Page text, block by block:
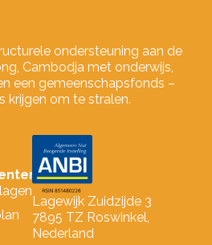
ondersteuning aan de
Cambodja met onderwijs,
een gemeenschapsfonds –
krijgen om te stralen.
Lagewijk Zuidzijde 3
7895 TZ Roswinkel,
Nederland